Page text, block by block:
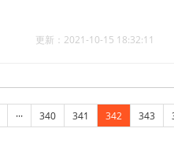
更新：2021-10-15 18:32:11
··· 340 341 342 343